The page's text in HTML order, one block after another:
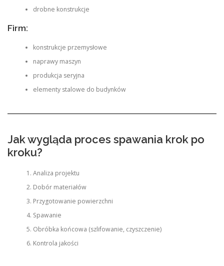
drobne konstrukcje
Firm:
konstrukcje przemysłowe
naprawy maszyn
produkcja seryjna
elementy stalowe do budynków
Jak wygląda proces spawania krok po
kroku?
Analiza projektu
Dobór materiałów
Przygotowanie powierzchni
Spawanie
Obróbka końcowa (szlifowanie, czyszczenie)
Kontrola jakości